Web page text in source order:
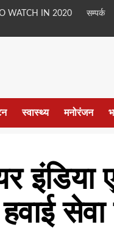
WATCH IN 2020 सम्पर्क
स्वास्थ्य मनोरंजन